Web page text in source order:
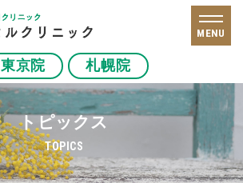
東京院 札幌院
MENU
トピックス
TOPICS